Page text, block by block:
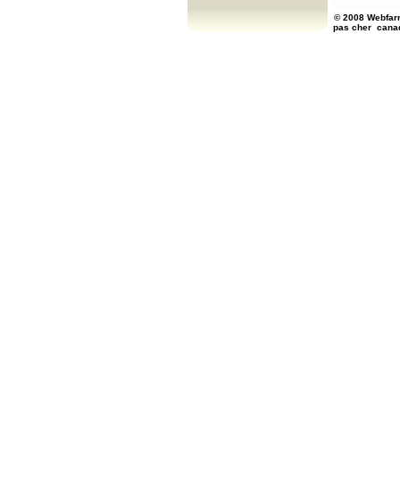
© 2008
pas cher